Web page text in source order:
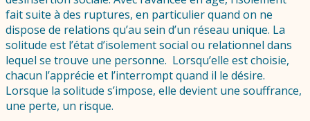
fait suite à des ruptures, en particulier quand on ne
dispose de relations qu’au sein d’un réseau unique. La
solitude est l’état d’isolement social ou relationnel dans
lequel se trouve une personne. Lorsqu’elle est choisie,
chacun l’apprécie et l’interrompt quand il le désire.
Lorsque la solitude s’impose, elle devient une souffrance,
une perte, un risque.